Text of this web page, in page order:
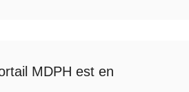
MDPH est en